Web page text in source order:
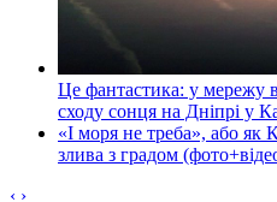
Це фантастика: у мережу
сходу сонця на Дніпрі у
«І моря не треба», або як
злива з градом
‹ ›